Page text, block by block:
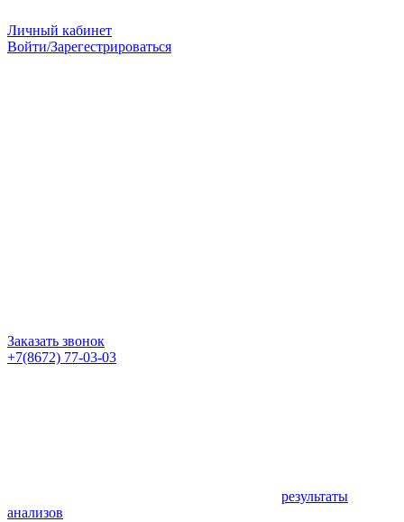
Личный кабинет
Войти/Зарегестрироваться
Заказать звонок
+7(8672) 77-03-03
результаты
анализов